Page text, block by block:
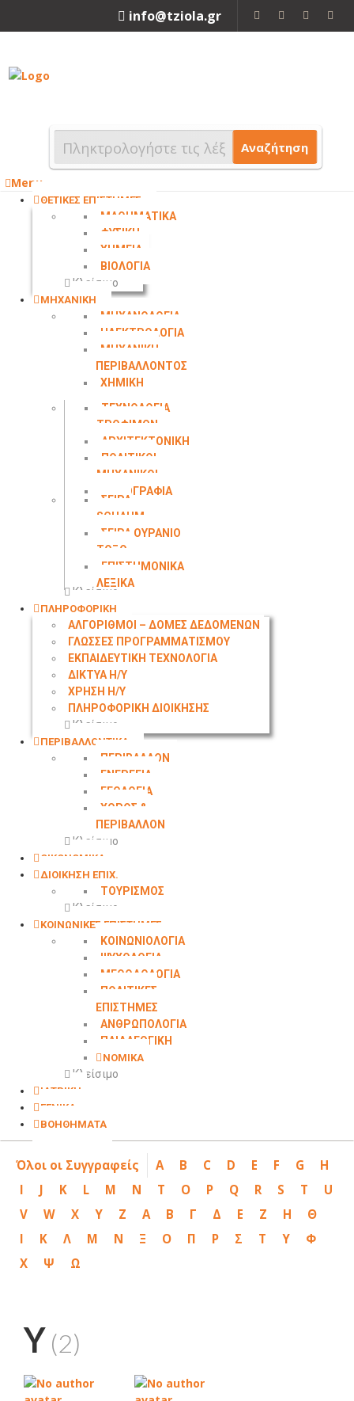
info@tziola.gr
Αναζήτηση
Menu
ΘΕΤΙΚΕΣ ΕΠΙΣΤΗΜΕΣ
ΜΑΘΗΜΑΤΙΚΑ
ΦΥΣΙΚΗ
ΧΗΜΕΙΑ
ΒΙΟΛΟΓΙΑ
Κλείσιμο
ΜΗΧΑΝΙΚΗ
ΜΗΧΑΝΟΛΟΓΙΑ
ΗΛΕΚΤΡΟΛΟΓΙΑ
ΜΗΧΑΝΙΚΗ
ΠΕΡΙΒΑΛΛΟΝΤΟΣ
ΧΗΜΙΚΗ
ΤΕΧΝΟΛΟΓΙΑ
ΤΡΟΦΙΜΩΝ
ΑΡΧΙΤΕΚΤΟΝΙΚΗ
ΠΟΛΙΤΙΚΟΙ
ΜΗΧΑΝΙΚΟΙ
ΤΟΠΟΓΡΑΦΙΑ
ΣΕΙΡΑ
SCHAUM
ΣΕΙΡΑ ΟΥΡΑΝΙΟ
ΤΟΞΟ
ΕΠΙΣΤΗΜΟΝΙΚΑ
ΛΕΞΙΚΑ
Κλείσιμο
ΠΛΗΡΟΦΟΡΙΚΗ
ΑΛΓΟΡΙΘΜΟΙ – ΔΟΜΕΣ ΔΕΔΟΜΕΝΩΝ
ΓΛΩΣΣΕΣ ΠΡΟΓΡΑΜΜΑΤΙΣΜΟΥ
ΕΚΠΑΙΔΕΥΤΙΚΗ ΤΕΧΝΟΛΟΓΙΑ
ΔΙΚΤΥΑ Η/Υ
ΧΡΗΣΗ Η/Υ
ΠΛΗΡΟΦΟΡΙΚΗ ΔΙΟΙΚΗΣΗΣ
Κλείσιμο
ΠΕΡΙΒΑΛΛΟΝΤΙΚΑ
ΠΕΡΙΒΑΛΛΟΝ
ΕΝΕΡΓΕΙΑ
ΓΕΩΛΟΓΙΑ
ΧΩΡΟΣ &
ΠΕΡΙΒΑΛΛΟΝ
Κλείσιμο
ΟΙΚΟΝΟΜΙΚΑ
ΔΙΟΙΚΗΣΗ ΕΠΙΧ.
ΤΟΥΡΙΣΜΟΣ
Κλείσιμο
ΚΟΙΝΩΝΙΚΕΣ ΕΠΙΣΤΗΜΕΣ
ΚΟΙΝΩΝΙΟΛΟΓΙΑ
ΨΥΧΟΛΟΓΙΑ
ΜΕΘΟΔΟΛΟΓΙΑ
ΠΟΛΙΤΙΚΕΣ
ΕΠΙΣΤΗΜΕΣ
ΑΝΘΡΩΠΟΛΟΓΙΑ
ΠΑΙΔΑΓΩΓΙΚΗ
ΝΟΜΙΚΑ
Κλείσιμο
ΙΑΤΡΙΚΗ
ΓΕΝΙΚΑ
ΒΟΗΘΗΜΑΤΑ
Όλοι οι Συγγραφείς A B C D E F G
H
I
J K L M N T O P Q R S T
U
V
W X Y Z Α Β Γ Δ Ε Ζ Η
Θ
Ι
Κ Λ Μ Ν Ξ Ο Π Ρ Σ Τ Υ
Φ
Χ
Ψ Ω
Y (2)